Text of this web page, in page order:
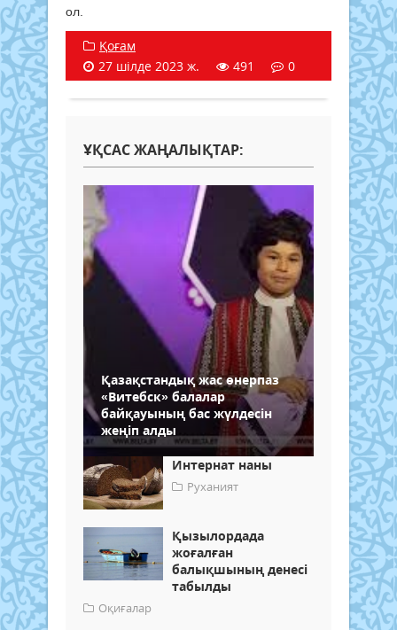
ол.
Қоғам
27 шілде 2023 ж.
491 0
ҰҚСАС ЖАҢАЛЫҚТАР:
Қазақстандық жас өнерпаз
«Витебск» балалар
байқауының бас жүлдесін
жеңіп алды
Интернат наны
Руханият
Қызылордада
жоғалған
балықшының денесі
табылды
Оқиғалар